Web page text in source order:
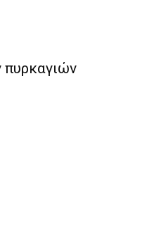
πυρκαγιών